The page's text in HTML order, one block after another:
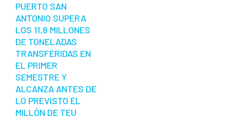
PUERTO SAN
ANTONIO SUPERA
LOS 11,8 MILLONES
DE TONELADAS
TRANSFERIDAS EN
EL PRIMER
SEMESTRE Y
ALCANZA ANTES DE
LO PREVISTO EL
MILLÓN DE TEU